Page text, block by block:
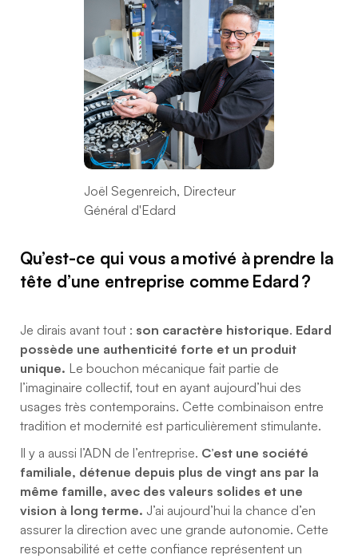
Joël Segenreich, Directeur
Général d'Edard
Qu’est-ce qui vous a motivé à prendre la
tête d’une entreprise comme Edard ?
Je dirais avant tout : son caractère historique. Edard
possède une authenticité forte et un produit
unique. Le bouchon mécanique fait partie de
l’imaginaire collectif, tout en ayant aujourd’hui des
usages très contemporains. Cette combinaison entre
tradition et modernité est particulièrement stimulante.
Il y a aussi l’ADN de l’entreprise. C’est une société
familiale, détenue depuis plus de vingt ans par la
même famille, avec des valeurs solides et une
vision à long terme. J’ai aujourd’hui la chance d’en
assurer la direction avec une grande autonomie. Cette
responsabilité et cette confiance représentent un